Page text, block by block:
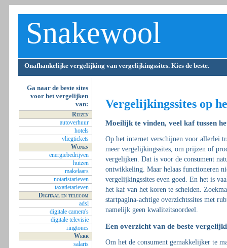
Snakewool
Onafhankelijke vergelijking van vergelijkingssites. Kies de beste.
Vergelijkingssites op
Moeilijk te vinden, veel kaf tussen
Op het internet verschijnen voor allerlei
meer vergelijkingssites, om prijzen of
vergelijken. Dat is voor de consument
ontwikkeling. Maar helaas functioneren
vergelijkingssites even goed. En het is
het kaf van het koren te scheiden.
startpagina-achtige overzichtssites met
namelijk geen kwaliteitsoordeel.
Een overzicht van de beste
Om het de consument gemakkelijker te
Ga naar de beste sites
voor het vergelijken
van:
Reizen
autoverhuur
hotels
vliegtickets
Wonen
energiebedrijven
huizen
makelaars
notaristarieven
taxatietarieven
Digitaal en telecom
adsl
digitale camera's
digitale televisie
ringtones
Werk
salaris